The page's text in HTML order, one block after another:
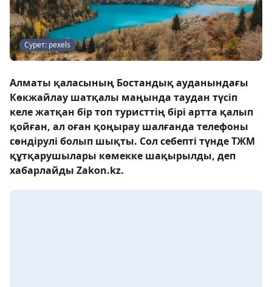
Сурет: pexels
Алматы қаласының Бостандық ауданындағы
Көкжайлау шатқалы маңында таудан түсіп
келе жатқан бір топ туристтің бірі артта қалып
қойған, ал оған қоңырау шалғанда телефоны
сөндірулі болып шықты. Сол себепті түнде ТЖМ
құтқарушылары көмекке шақырылды, деп
хабарлайды Zakon.kz.